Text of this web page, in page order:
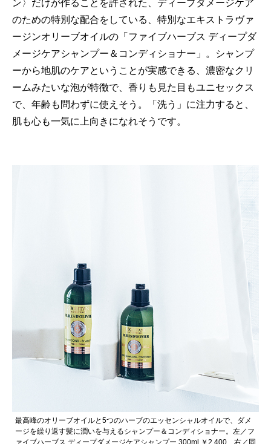
ン〉だけが作ることを許された、ディープダメージケア
のための特別な配合をしている、特別なエキストラヴァ
ージンオリーブオイルの「ファイブハーブス ディープダ
メージケアシャンプー＆コンディショナー」。シャンプ
ーから地肌のケアということが実感できる、濃密なクリ
ームみたいな泡が特徴で、香りも見た目もユニセックス
で、年齢も問わずに使えそう。「洗う」に注力すると、
肌も心も一気に上向きになれそうです。
最高峰のオリーブオイルと5つのハーブのエッセンシャルオイルで、ダメ
ージを繰り返す髪に潤いを与えるシャンプー＆コンディショナー。左／フ
ァイブハーブス ディープダメージケアシャンプー 300ml ￥2,400 右／同